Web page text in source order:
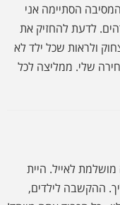
לאייל. היית
ההקשבה לילדים,
הכבוד אתה מיוחד!
קיבלתי המון
לרועי לא מפסיק